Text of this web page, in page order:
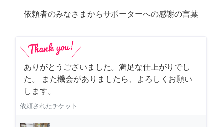
依頼者のみなさまからサポーターへの感謝の言葉
ありがとうございました。満足な仕上がりでし
た。 また機会がありましたら、よろしくお願い
します。
依頼されたチケット